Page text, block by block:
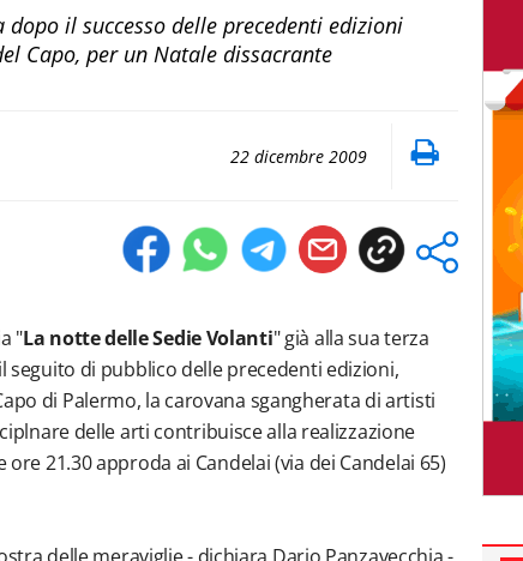
il successo delle precedenti edizioni
Capo, per un Natale dissacrante
22 dicembre 2009
"La notte delle Sedie Volanti" già alla sua terza
seguito di pubblico delle precedenti edizioni,
di Palermo, la carovana sgangherata di artisti
delle arti contribuisce alla realizzazione
ore 21.30 approda ai Candelai (via dei Candelai 65)